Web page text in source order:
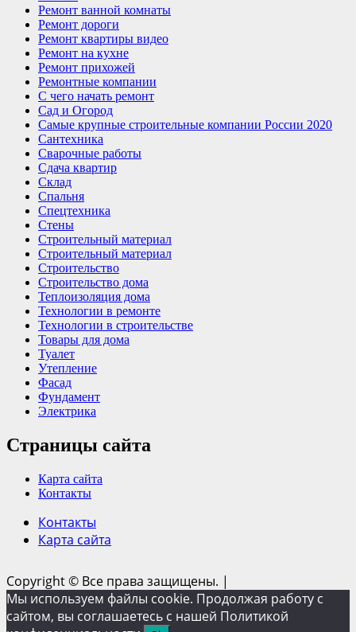
Ремонт ванной комнаты
Ремонт дороги
Ремонт квартиры видео
Ремонт на кухне
Ремонт прихожей
Ремонтные компании
С чего начать ремонт
Сад и Огород
Самые крупные строительные компании России 2020
Сантехника
Сварочные работы
Сдача квартир
Склад
Спальня
Спецтехника
Стены
Строительный материал
Строительный материал
Строительство
Строительство дома
Теплоизоляция дома
Технологии в ремонте
Технологии в строительстве
Товары для дома
Туалет
Утепление
Фасад
Фундамент
Электрика
Страницы сайта
Карта сайта
Контакты
Контакты
Карта сайта
Copyright © Все права защищены. |
Мы используем файлы cookie. Продолжая работу с
сайтом, вы соглашаетесь с нашей Политикой